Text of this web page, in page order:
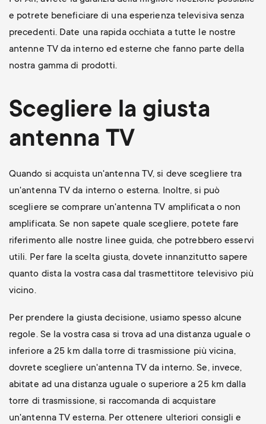
e potrete beneficiare di una esperienza televisiva senza
precedenti. Date una rapida occhiata a tutte le nostre
antenne TV da interno ed esterne che fanno parte della
nostra gamma di prodotti.
Scegliere la giusta
antenna TV
Quando si acquista un'antenna TV, si deve scegliere tra
un'antenna TV da interno o esterna. Inoltre, si può
scegliere se comprare un'antenna TV amplificata o non
amplificata. Se non sapete quale scegliere, potete fare
riferimento alle nostre linee guida, che potrebbero esservi
utili. Per fare la scelta giusta, dovete innanzitutto sapere
quanto dista la vostra casa dal trasmettitore televisivo più
vicino.
Per prendere la giusta decisione, usiamo spesso alcune
regole. Se la vostra casa si trova ad una distanza uguale o
inferiore a 25 km dalla torre di trasmissione più vicina,
dovrete scegliere un'antenna TV da interno. Se, invece,
abitate ad una distanza uguale o superiore a 25 km dalla
torre di trasmissione, si raccomanda di acquistare
un'antenna TV esterna. Per ottenere ulteriori consigli e